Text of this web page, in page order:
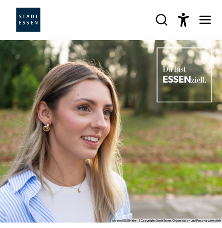
Wir sind ESSENziell. | Copyright: Stadt Essen, Organisation und Personalwirtschaft